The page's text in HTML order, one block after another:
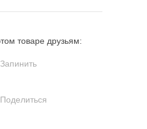
товаре друзьям:
Запинить
Поделиться